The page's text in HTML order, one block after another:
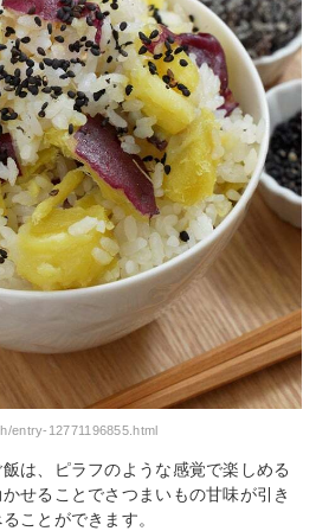
entry-12771196855.html
は、ピラフのような感覚で楽しめる
せることでさつまいもの甘味が引き
ことができます。